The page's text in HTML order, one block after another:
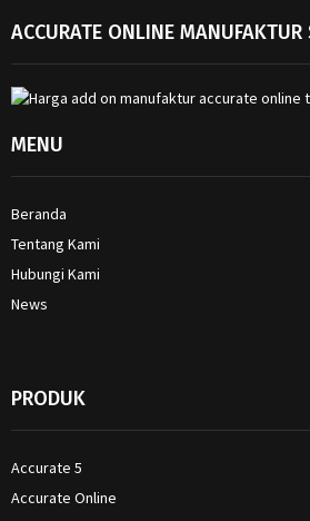
ACCURATE ONLINE MANUFAKTUR
MENU
Beranda
Tentang Kami
Hubungi Kami
News
PRODUK
Accurate 5
Accurate Online